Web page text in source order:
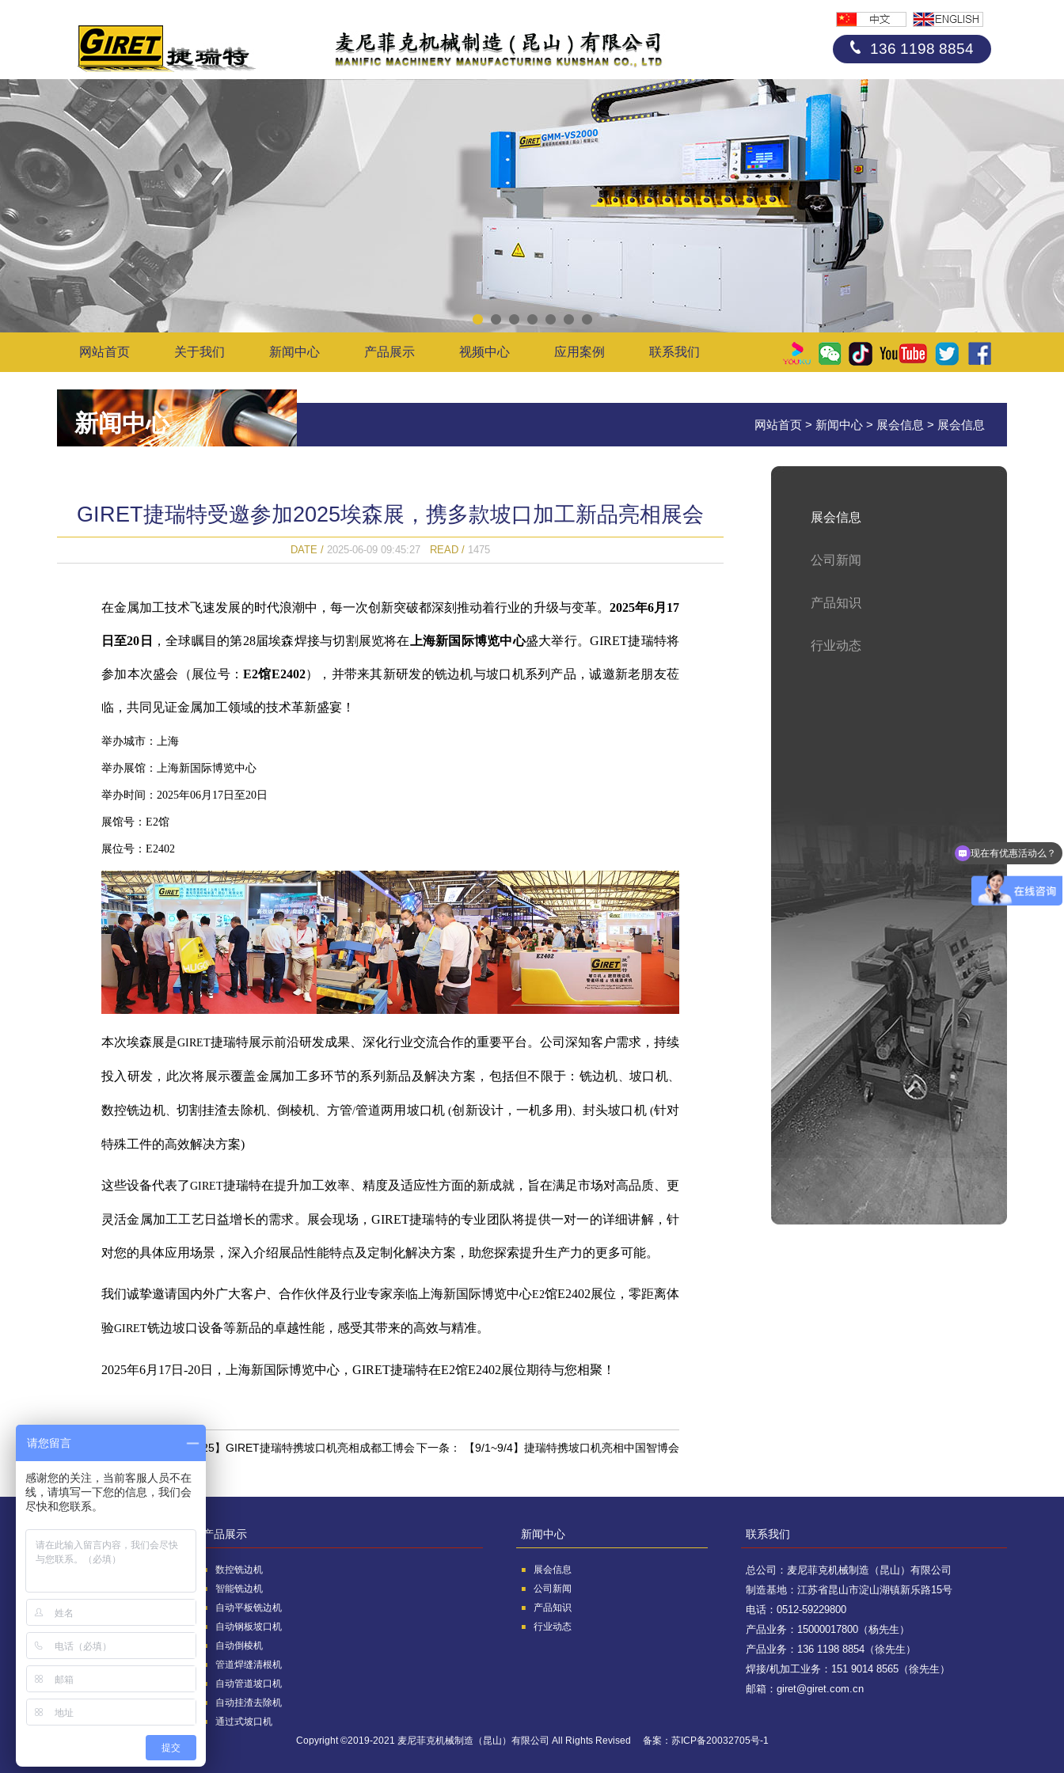
136 1198 8854
网站首页 关于我们 新闻中心 产品展示 视频中心 应用案例 联系我们
新闻中心 网站首页 > 新闻中心 > 展会信息 > 展会信息
GIRET捷瑞特受邀参加2025埃森展，携多款坡口加工新品亮相展会
DATE / 2025-06-09 09:45:27 READ / 1475
在金属加工技术飞速发展的时代浪潮中，每一次创新突破都深刻推动着行业的升级与变革。 2025年6月 17
日至20 日 ，全球瞩目的第28届埃森焊接与切割展览将在 上海新国际博览中心盛大举行。GIRET捷瑞特将
参加本次盛会（展位号：E2馆E2402），并带来其新研发的铣边机与坡口机系列产品，诚邀新老朋友莅
临，共同见证金属加工领域的技术革新盛宴！
举办城市： 上海
举办展馆： 上海新国际博览中心
举办时间： 2025年06月 17 日至20 日
展馆号： E2馆
展位号： E2402
本次埃森展是GIRET捷瑞特展示前沿研发成果、深化行业交流合作的重要平台。公司深知客户需求，持续
投入研发，此次将展示覆盖金属加工多环节的系列新品及解决方案，包括但不限于：铣边机 、坡口机
数控铣边机、 切割挂渣去除机、倒棱机 方管/管道两用坡口机 (创新设计，一机多用)、 封头坡口机(针对
特殊工件的高效解决方案)
这些设备代表了GIRET捷瑞特在提升加工效率、精度及适应性方面的新成就，旨在满足市场对高品质、更
灵活金属加工工艺日益增长的需求。展会现场， GIRET捷瑞特的专业团队将提供一对一的详细讲解，针
对您的具体应用场景，深入介绍展品性能特点及定制化解决方案，助您探索提升生产力的更多可能。
我们诚挚邀请国内外广大客户、合作伙伴及行业专家亲临上海新国际博览中心E2馆E2402展位，零距离体
验GIRET铣边坡口设备等新品的卓越性能，感受其带来的高效与精准。
2025年6月 17日 -20日，上海新国际博览中心， GIRET捷瑞特在E2馆E2402展位期待与您相聚！
【4/243-4/25】GIRET捷瑞特携坡口机亮相成都工博会下一条： 【9/1~9/4】捷瑞特携坡口机亮相中国智博会
展会信息
公司新闻
产品知识
行业动态
关于我们 产品展示
数控铣边机
智能铣边机
自动平板铣边机
自动钢板坡口机
自动倒棱机
管道焊缝清根机
自动管道坡口机
自动挂渣去除机
通过式坡口机
新闻中心
展会信息
公司新闻
产品知识
行业动态
联系我们
总公司：麦尼菲克机械制造（昆山）有限公司
制造基地：江苏省昆山市淀山湖镇新乐路15号
电话：0512-59229800
产品业务：15000017800（杨先生）
产品业务：136 1198 8854（徐先生）
焊接/机加工业务：151 9014 8565（徐先生）
邮箱：giret@giret.com.cn
Copyright ©2019-2021 麦尼菲克机械制造（昆山）有限公司 All Rights Revised 备案： 苏ICP备20032705号-1
现在有优惠活动么？
请您留言
感谢您的关注，当前客服人员不在
线，请填写一下您的信息，我们会
尽快和您联系。
提交